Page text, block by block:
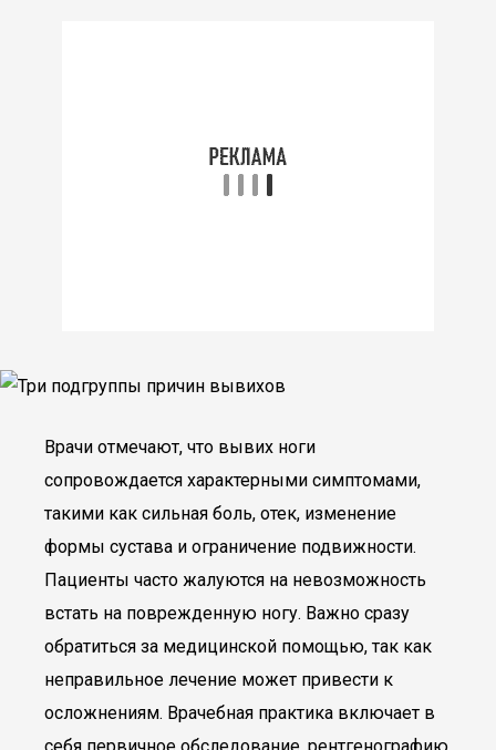
Врачи отмечают, что вывих ноги
сопровождается характерными симптомами,
такими как сильная боль, отек, изменение
формы сустава и ограничение подвижности.
Пациенты часто жалуются на невозможность
встать на поврежденную ногу. Важно сразу
обратиться за медицинской помощью, так как
неправильное лечение может привести к
осложнениям. Врачебная практика включает в